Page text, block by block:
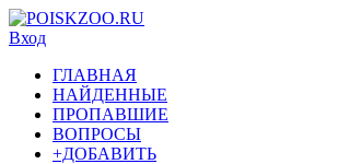
Вход
ГЛАВНАЯ
НАЙДЕННЫЕ
ПРОПАВШИЕ
ВОПРОСЫ
+ДОБАВИТЬ